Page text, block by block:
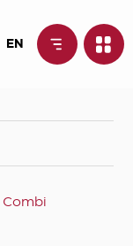
EN
Combi